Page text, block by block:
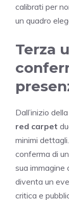
calibrati per
un quadro
Terza
Dall’inizio
red carpet
minimi
conferma di
sua immagine
diventa un
critica e